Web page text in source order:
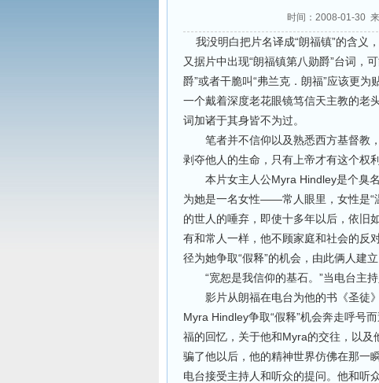
时间：2008-01-30 来
我没明白把片名译成“朗福镇”的含义
又据片中出现“朗福镇第八勋爵”台词，
爵”或者干脆叫 “弗兰克 ． 朗福”应该更为
一个戴着深度老花眼镜笃信天主教的老
词加诸于其身皆不为过。
笔者并不信仰以及熟悉西方基督教，
剥夺他人的生命，只有上帝才有这个权
本片女主人公Myra Hindley是个臭
为她是一名女性——常人眼里，女性是“
的世人的唾弃，即使十多年以后，依旧
有和常人一样，他不顾家庭和社会的反
径为她争取“假释”的机会，由此俩人建
“宽恕是我信仰的基石。 ”当电台主
影片从朗福在电台为他的书《圣徒》
Myra Hindley争取“假释”机会奔走呼号
福的回忆，关于他和 Myra的交往，以及
骗了他以后，他的精神世界仿佛在那一
电台接受主持人和听众的提问。他和听